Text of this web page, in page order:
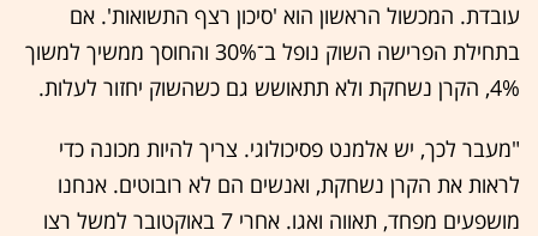
עובדת. המכשול הראשון הוא 'סיכון רצף התשואות'. אם
בתחילת הפרישה השוק נופל ב־30% והחוסך ממשיך למשוך
4%, הקרן נשחקת ולא תתאושש גם כשהשוק יחזור לעלות.
"מעבר לכך, יש אלמנט פסיכולוגי. צריך להיות מכונה כדי
לראות את הקרן נשחקת, ואנשים הם לא רובוטים. אנחנו
מושפעים מפחד, תאווה ואגו. אחרי 7 באוקטובר למשל רצו